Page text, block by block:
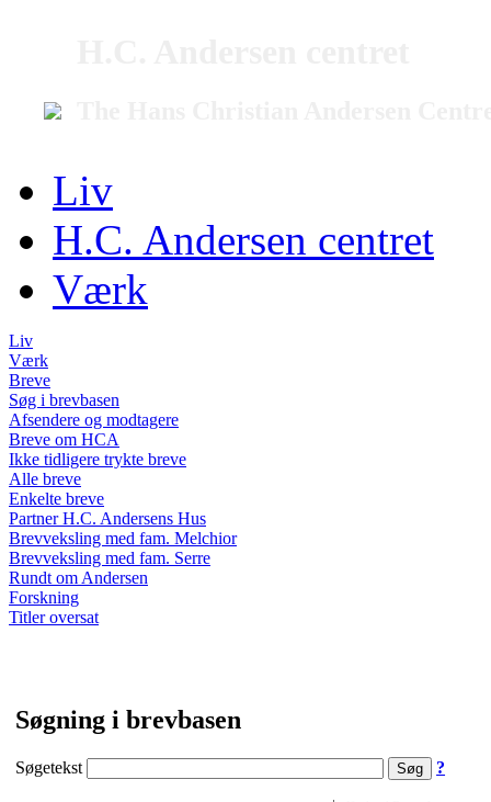
Liv
H.C. Andersen centret
Værk
Liv
Værk
Breve
Søg i brevbasen
Afsendere og modtagere
Breve om HCA
Ikke tidligere trykte breve
Alle breve
Enkelte breve
Partner H.C. Andersens Hus
Brevveksling med fam. Melchior
Brevveksling med fam. Serre
Rundt om Andersen
Forskning
Titler oversat
Søgning i brevbasen
Søgetekst ?